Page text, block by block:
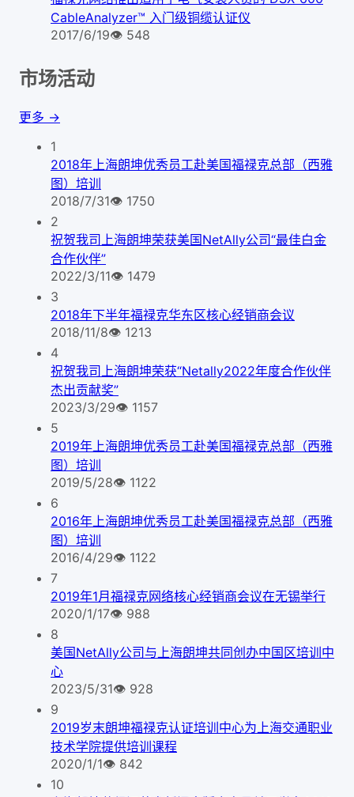
CableAnalyzer™ 入门级铜缆认证仪
2017/6/19👁 548
市场活动
更多 →
1
2018年上海朗坤优秀员工赴美国福禄克总部（西雅
图）培训
2018/7/31👁 1750
2
祝贺我司上海朗坤荣获美国NetAlly公司“最佳白金
合作伙伴”
2022/3/11👁 1479
3
2018年下半年福禄克华东区核心经销商会议
2018/11/8👁 1213
4
祝贺我司上海朗坤荣获“Netally2022年度合作伙伴
杰出贡献奖”
2023/3/29👁 1157
5
2019年上海朗坤优秀员工赴美国福禄克总部（西雅
图）培训
2019/5/28👁 1122
6
2016年上海朗坤优秀员工赴美国福禄克总部（西雅
图）培训
2016/4/29👁 1122
7
2019年1月福禄克网络核心经销商会议在无锡举行
2020/1/17👁 988
8
美国NetAlly公司与上海朗坤共同创办中国区培训中
心
2023/5/31👁 928
9
2019岁末朗坤福禄克认证培训中心为上海交通职业
技术学院提供培训课程
2020/1/1👁 842
10